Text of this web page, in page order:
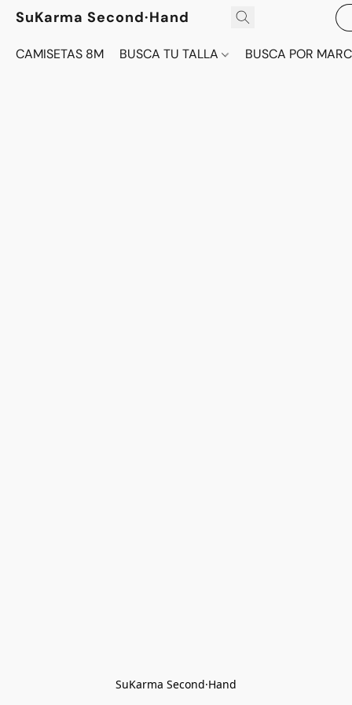
SuKarma Second·Hand
CAMISETAS 8M BUSCA TU TALLA BUSCA POR
SuKarma Second·Hand